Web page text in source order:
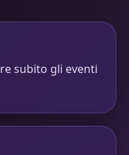
subito gli eventi